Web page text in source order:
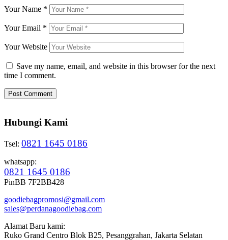
Your Name *
Your Email *
Your Website
Save my name, email, and website in this browser for the next
time I comment.
Hubungi Kami
Tsel: 0821 1645 0186
whatsapp:
0821 1645 0186
PinBB 7F2BB428
goodiebagpromosi@gmail.com
sales@perdanagoodiebag.com
Alamat Baru kami:
Ruko Grand Centro Blok B25, Pesanggrahan, Jakarta Selatan